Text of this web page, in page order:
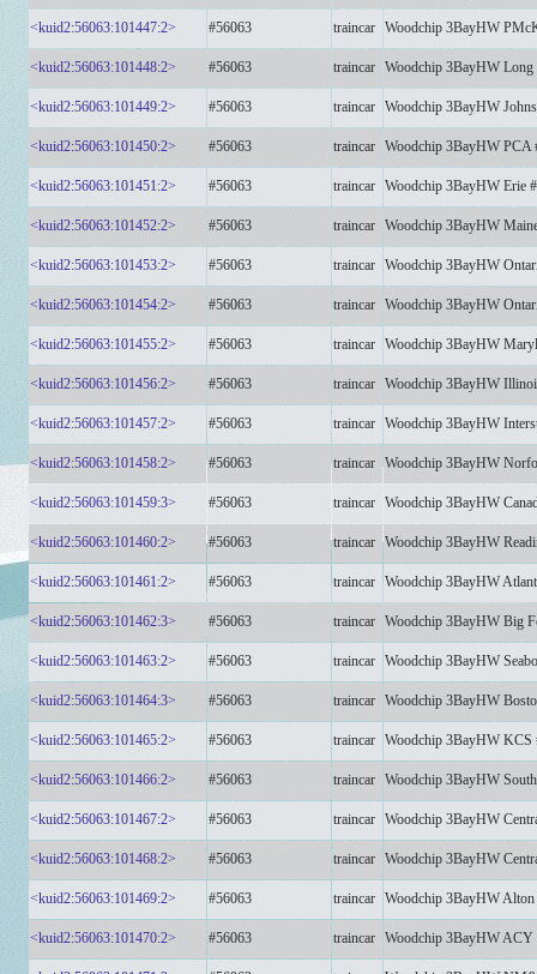
<kuid2:56063:101447:2> #56063 traincar Woodchip 3BayHW
<kuid2:56063:101448:2> #56063 traincar Woodchip 3BayHW Long
<kuid2:56063:101449:2> #56063 traincar Woodchip 3BayHW
<kuid2:56063:101450:2> #56063 traincar Woodchip 3BayHW PCA
<kuid2:56063:101451:2> #56063 traincar Woodchip 3BayHW Erie #
<kuid2:56063:101452:2> #56063 traincar Woodchip 3BayHW
<kuid2:56063:101453:2> #56063 traincar Woodchip 3BayHW
<kuid2:56063:101454:2> #56063 traincar Woodchip 3BayHW
<kuid2:56063:101455:2> #56063 traincar Woodchip 3BayHW
<kuid2:56063:101456:2> #56063 traincar Woodchip 3BayHW
<kuid2:56063:101457:2> #56063 traincar Woodchip 3BayHW
<kuid2:56063:101458:2> #56063 traincar Woodchip 3BayHW
<kuid2:56063:101459:3> #56063 traincar Woodchip 3BayHW
<kuid2:56063:101460:2> #56063 traincar Woodchip 3BayHW
<kuid2:56063:101461:2> #56063 traincar Woodchip 3BayHW
<kuid2:56063:101462:3> #56063 traincar Woodchip 3BayHW Big
<kuid2:56063:101463:2> #56063 traincar Woodchip 3BayHW
<kuid2:56063:101464:3> #56063 traincar Woodchip 3BayHW
<kuid2:56063:101465:2> #56063 traincar Woodchip 3BayHW KCS
<kuid2:56063:101466:2> #56063 traincar Woodchip 3BayHW
<kuid2:56063:101467:2> #56063 traincar Woodchip 3BayHW
<kuid2:56063:101468:2> #56063 traincar Woodchip 3BayHW
<kuid2:56063:101469:2> #56063 traincar Woodchip 3BayHW Alton
<kuid2:56063:101470:2> #56063 traincar Woodchip 3BayHW ACY